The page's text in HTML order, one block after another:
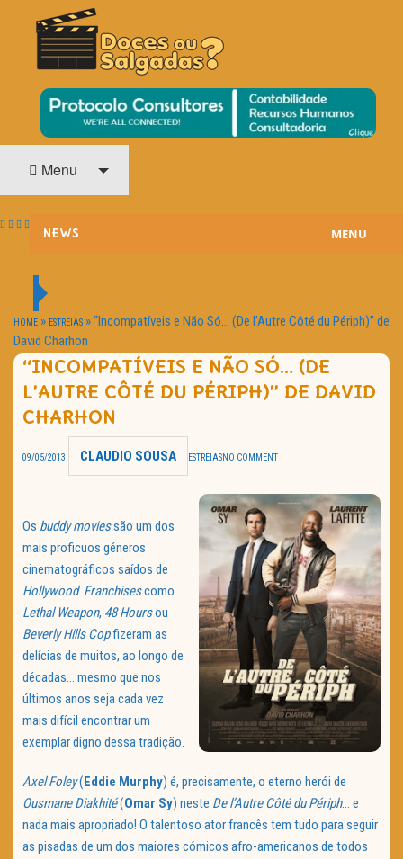
DOCES OU SALGADAS?
O Cinema? Uma Paixão!!
Menu
NEWS
PASSATEMPOS
HOME CINEMA
NOTA PESSOAL
MENU
HOME » ESTREIAS »“Incompatíveis e Não Só… (De l’Autre Côté du Périph)” de
David Charhon
“INCOMPATÍVEIS E NÃO SÓ… (DE
L’AUTRE CÔTÉ DU PÉRIPH)” DE DAVID
CHARHON
09/05/2013 CLAUDIO SOUSA ESTREIASNO COMMENT
Os buddy moviessão um dos
mais proficuos géneros
cinematográficos saídos de
Hollywood. Franchisescomo
Lethal Weapon, 48 Hoursou
Beverly Hills Copfizeram as
delícias de muitos, ao longo de
décadas… mesmo que nos
últimos anos seja cada vez
mais difícil encontrar um
exemplar digno dessa tradição.
Axel Foley(Eddie Murphy) é, precisamente, o eterno herói de
Ousmane Diakhité(Omar Sy) neste De l’Autre Côté du Périph… e
nada mais apropriado! O talentoso ator francês tem tudo para seguir
as pisadas de um dos maiores cómicos afro-americanos de todos